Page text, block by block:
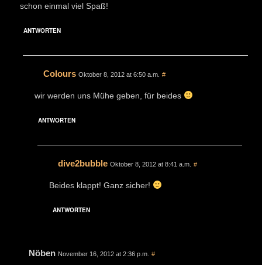
schon einmal viel Spaß!
ANTWORTEN
Colours Oktober 8, 2012 at 6:50 a.m. #
wir werden uns Mühe geben, für beides
ANTWORTEN
dive2bubble Oktober 8, 2012 at 8:41 a.m. #
Beides klappt! Ganz sicher!
ANTWORTEN
Nöben November 16, 2012 at 2:36 p.m. #